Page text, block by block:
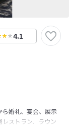
4.1
婚礼、宴会、展示
ストラン、ラウン
、全室オーシャン